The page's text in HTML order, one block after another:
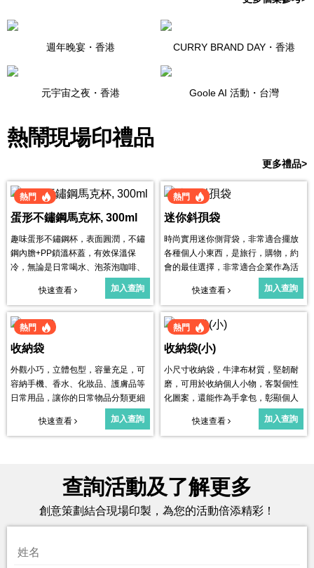
週年晚宴・ 香港 CURRY BRAND DAY・ 香港
元宇宙之夜・ 香港 Goole AI 活動・ 台灣
更多禮品>
熱鬧現場印禮品
熱門
蛋形不鏽鋼馬克杯, 300ml
趣味蛋形不鏽鋼杯，表面圓潤，不鏽
鋼內膽+PP鎖溫杯蓋，有效保溫保
冷，無論是日常喝水、泡茶泡咖啡、
加入查詢
快速查看
熱門
迷你斜孭袋
時尚實用迷你側背袋，非常適合擺放
各種個人小東西，是旅行，購物，約
會的最佳選擇，非常適合企業作為活
加入查詢
快速查看
熱門
收納袋
外觀小巧，立體包型，容量充足，可
容納手機、香水、化妝品、護膚品等
日常用品，讓你的日常物品分類更細
加入查詢
快速查看
熱門
收納袋(小)
小尺寸收納袋，牛津布材質，堅韌耐
磨，可用於收納個人小物，客製個性
化圖案，還能作為手拿包，彰顯個人
加入查詢
快速查看
查詢活動及了解更多
創意策劃結合現場印製，為您的活動倍添精彩！